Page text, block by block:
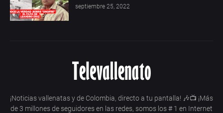
septiembre 25, 2022
¡Noticias vallenatas y de Colombia, directo a tu pantalla! 🎶📺 ¡Más
de 3 millones de seguidores en las redes, somos los # 1 en Internet